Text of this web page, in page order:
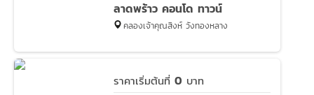
ลาดพร้าว คอนโด ทาวน์
คลองเจ้าคุณสิงห์ วังทองหลาง
ราคาเริ่มต้นที่ 0 บาท